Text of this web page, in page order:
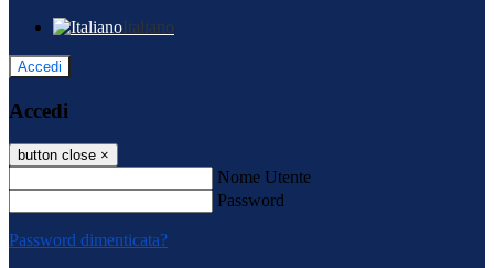
Italiano
Accedi
Accedi
button close ×
Nome Utente
Password
Password dimenticata?